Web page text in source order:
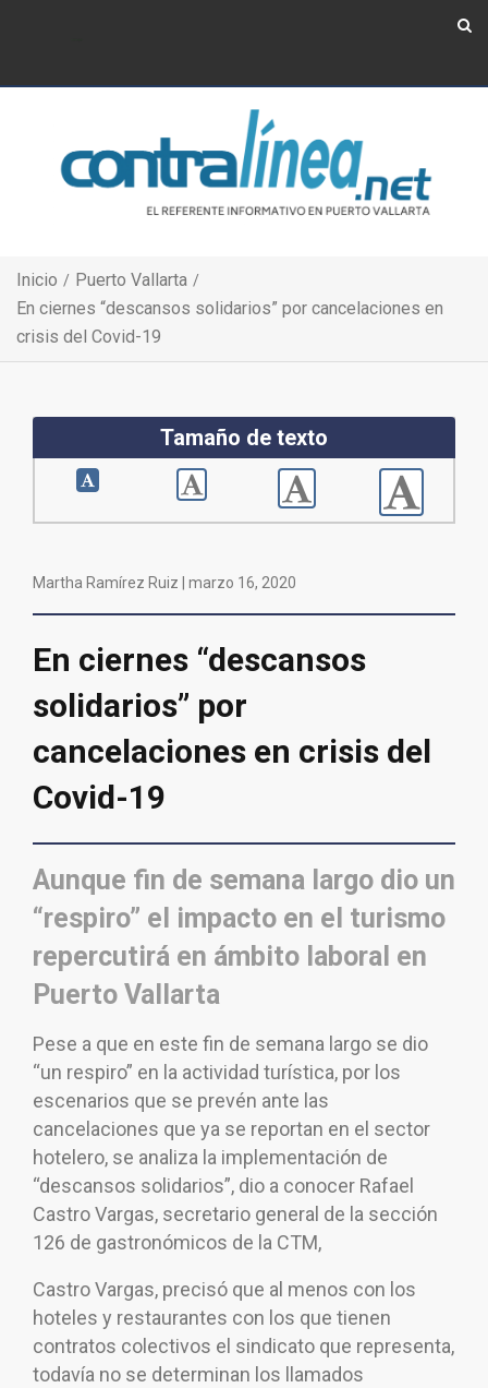
Inicio
Puerto Vallarta
En ciernes “descansos solidarios” por cancelaciones en
crisis del Covid-19
Tamaño de texto
Martha Ramírez Ruiz | marzo 16, 2020
En ciernes “descansos
solidarios” por
cancelaciones en crisis del
Covid-19
Aunque fin de semana largo dio un
“respiro” el impacto en el turismo
repercutirá en ámbito laboral en
Puerto Vallarta
Pese a que en este fin de semana largo se dio
“un respiro” en la actividad turística, por los
escenarios que se prevén ante las
cancelaciones que ya se reportan en el sector
hotelero, se analiza la implementación de
“descansos solidarios”, dio a conocer Rafael
Castro Vargas, secretario general de la sección
126 de gastronómicos de la CTM,
Castro Vargas, precisó que al menos con los
hoteles y restaurantes con los que tienen
contratos colectivos el sindicato que representa,
todavía no se determinan los llamados